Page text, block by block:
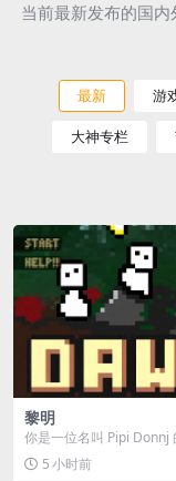
当前最新发布的国
最新 游
大神专栏
黎明
你是一位名叫 Pipi Donnj
你的任务是保护一群白色
击...5 小时前